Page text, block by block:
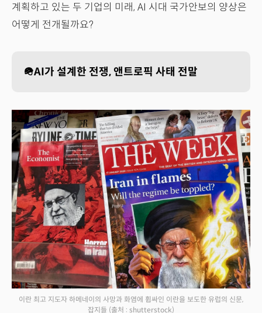
계획하고 있는 두 기업의 미래, AI 시대 국가안보의 양상은
어떻게 전개될까요?
🪖AI가 설계한 전쟁, 앤트로픽 사태 전말
이란 최고 지도자 하메네이의 사망과 화염에 휩싸인 이란을 보도한 유럽의 신문,
잡지들 (출처 : shutterstock)